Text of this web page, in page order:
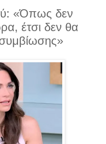
«Όπως δεν
έτσι δεν θα